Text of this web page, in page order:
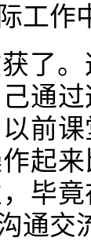
工作
了
通
前
起
毕
通交